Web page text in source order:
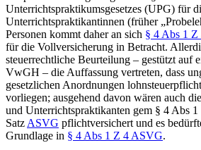
Unterrichtspraktikumsgesetzes (UPG) für
Unterrichtspraktikantinnen (früher
Personen kommt daher an sich § 4 Abs 1
für die Vollversicherung in Betracht.
steuerrechtliche Beurteilung – gestützt auf
VwGH – die Auffassung vertreten, dass
gesetzlichen Anordnungen
vorliegen; ausgehend davon wären auch
und Unterrichtspraktikanten gem § 4 Abs
Satz ASVG pflichtversichert und es
Grundlage in § 4 Abs 1 Z 4 ASVG.